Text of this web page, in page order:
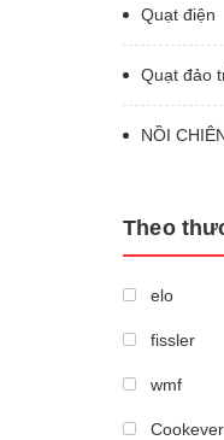
Quạt điện
Quạt đảo
NỒI
Theo
elo
fissler
wmf
Cookever